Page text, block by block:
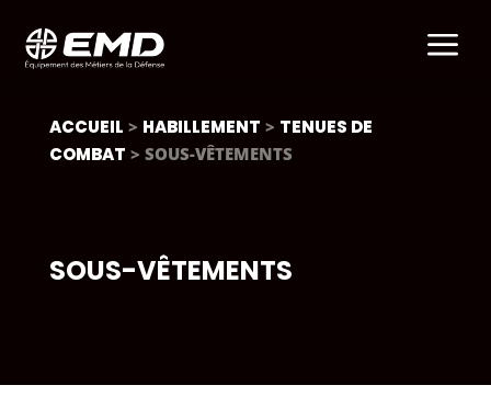
a
ACCUEIL > HABILLEMENT > TENUES DE
COMBAT > SOUS-VÊTEMENTS
SOUS-VÊTEMENTS